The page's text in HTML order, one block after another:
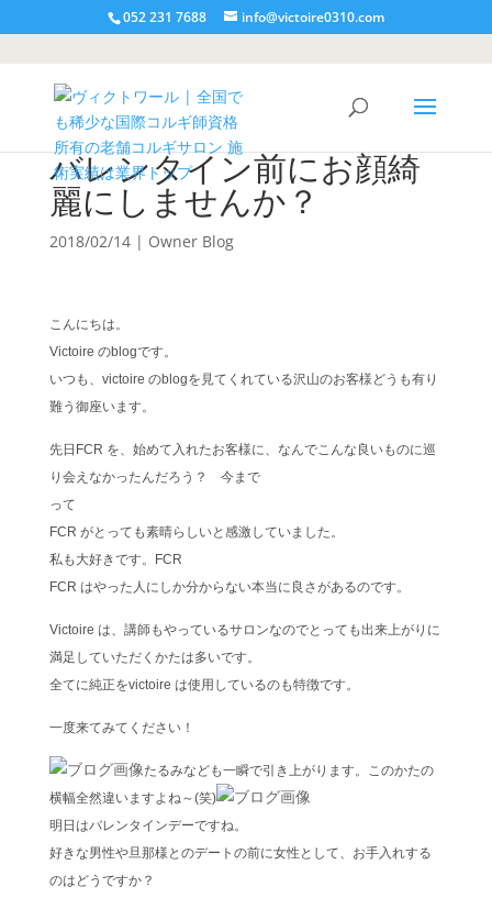
052 231 7688 info@victoire0310.com
バレンタイン前にお顔綺
麗にしませんか？
2018/02/14| Owner Blog
こんにちは。
Victoire のblogです。
いつも、victoire のblogを見てくれている沢山のお客様どうも有り
難う御座います。
先日FCR を、始めて入れたお客様に、なんでこんな良いものに巡
り会えなかったんだろう？ 今まで
って
FCR がとっても素晴らしいと感激していました。
私も大好きです。FCR
FCR はやった人にしか分からない本当に良さがあるのです。
Victoire は、講師もやっているサロンなのでとっても出来上がりに
満足していただくかたは多いです。
全てに純正をvictoire は使用しているのも特徴です。
一度来てみてください！
たるみなども一瞬で引き上がります。このかたの
横幅全然違いますよね～(笑)
明日はバレンタインデーですね。
好きな男性や旦那様とのデートの前に女性として、お手入れする
のはどうですか？